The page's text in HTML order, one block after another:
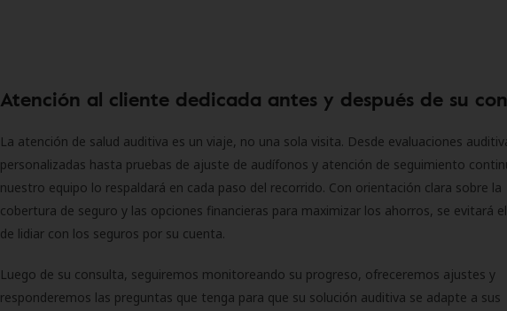
Atención al cliente dedicada antes y después de su
La atención de salud auditiva es un viaje, no una sola visita. Desde evaluaciones
personalizadas hasta pruebas de ajuste de audífonos y atención de seguimiento
nuestro equipo lo respaldará en cada paso del recorrido. Con orientación clara sobre la
cobertura de seguro y las opciones financieras para maximizar los ahorros, se evitará
de lidiar con los seguros por su cuenta.
Luego de su consulta, seguiremos monitoreando su progreso, ofreceremos ajustes y
responderemos las preguntas que tenga para que su solución auditiva se adapte a sus